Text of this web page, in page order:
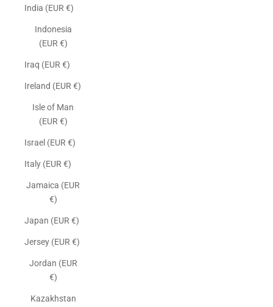
India (EUR €)
Indonesia
(EUR €)
Iraq (EUR €)
Ireland (EUR €)
Isle of Man
(EUR €)
Israel (EUR €)
Italy (EUR €)
Jamaica (EUR
€)
Japan (EUR €)
Jersey (EUR €)
Jordan (EUR
€)
Kazakhstan